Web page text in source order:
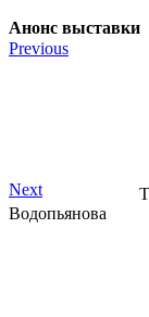
Анонс выставки
Previous
Водопьянова
Next